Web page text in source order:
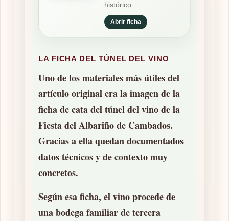
histórico.
Abrir ficha
LA FICHA DEL TÚNEL DEL VINO
Uno de los materiales más útiles del
artículo original era la imagen de la
ficha de cata del túnel del vino de la
Fiesta del Albariño de Cambados.
Gracias a ella quedan documentados
datos técnicos y de contexto muy
concretos.
Según esa ficha, el vino procede de
unabodega familiar de tercera